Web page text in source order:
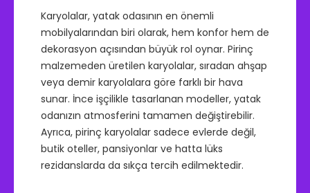
Karyolalar, yatak odasının en önemli
mobilyalarından biri olarak, hem konfor hem de
dekorasyon açısından büyük rol oynar. Pirinç
malzemeden üretilen karyolalar, sıradan ahşap
veya demir karyolalara göre farklı bir hava
sunar. İnce işçilikle tasarlanan modeller, yatak
odanızın atmosferini tamamen değiştirebilir.
Ayrıca, pirinç karyolalar sadece evlerde değil,
butik oteller, pansiyonlar ve hatta lüks
rezidanslarda da sıkça tercih edilmektedir.